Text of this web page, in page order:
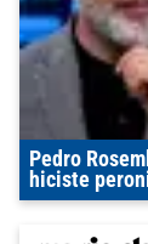
Pedro
hiciste